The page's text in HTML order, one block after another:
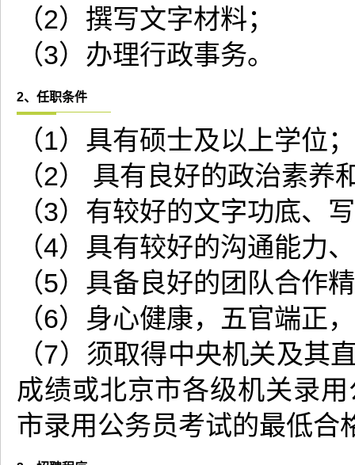
（2）撰写文字材料；
（3）办理行政事务。
2、任职条件
（1）具有硕士及以上学位；
（2） 具有良好的政治素
（3）有较好的文字功底、
（4）具有较好的沟通能力
（5）具备良好的团队合作
（6）身心健康，五官端正
（7）须取得中央机关及其
成绩或北京市各级机关录
市录用公务员考试的最低合